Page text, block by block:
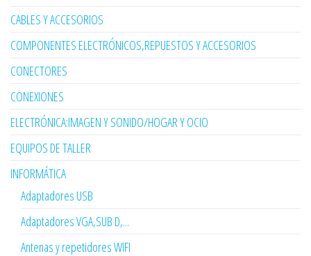
CABLES Y ACCESORIOS
COMPONENTES ELECTRÓNICOS,REPUESTOS Y ACCESORIOS
CONECTORES
CONEXIONES
ELECTRÓNICA:IMAGEN Y SONIDO/HOGAR Y OCIO
EQUIPOS DE TALLER
INFORMÁTICA
Adaptadores USB
Adaptadores VGA,SUB D,...
Antenas y repetidores WIFI